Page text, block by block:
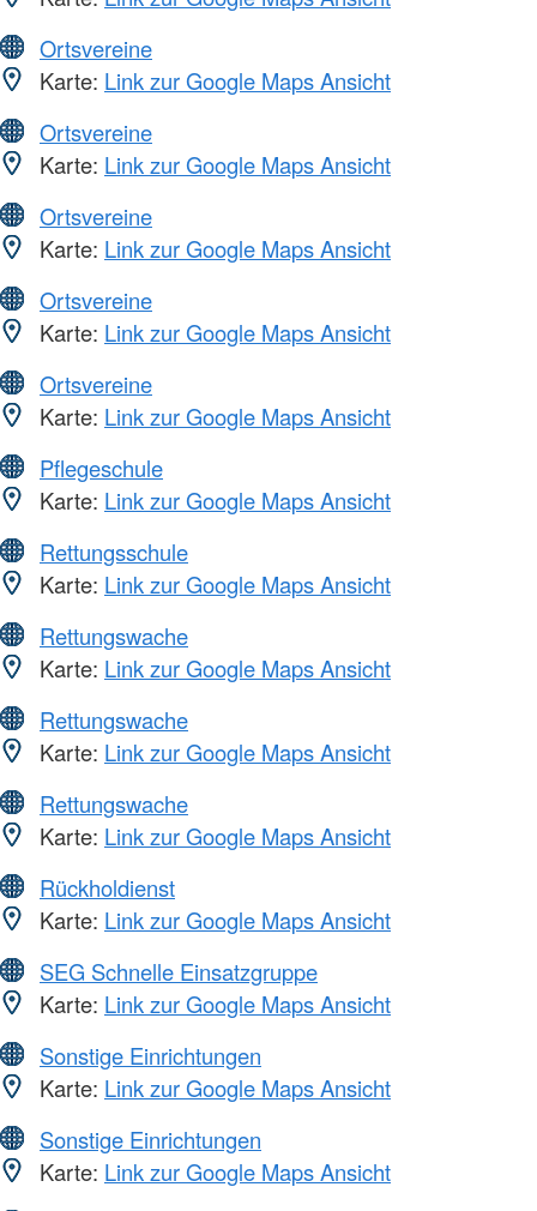
Ortsvereine
Karte: Link zur Google Maps Ansicht
Ortsvereine
Karte: Link zur Google Maps Ansicht
Ortsvereine
Karte: Link zur Google Maps Ansicht
Ortsvereine
Karte: Link zur Google Maps Ansicht
Ortsvereine
Karte: Link zur Google Maps Ansicht
Pflegeschule
Karte: Link zur Google Maps Ansicht
Rettungsschule
Karte: Link zur Google Maps Ansicht
Rettungswache
Karte: Link zur Google Maps Ansicht
Rettungswache
Karte: Link zur Google Maps Ansicht
Rettungswache
Karte: Link zur Google Maps Ansicht
Rückholdienst
Karte: Link zur Google Maps Ansicht
SEG Schnelle Einsatzgruppe
Karte: Link zur Google Maps Ansicht
Sonstige Einrichtungen
Karte: Link zur Google Maps Ansicht
Sonstige Einrichtungen
Karte: Link zur Google Maps Ansicht